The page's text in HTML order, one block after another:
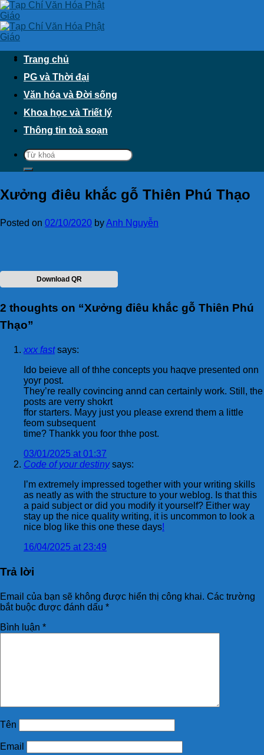
Skip
to
content
Trang chủ
PG và Thời đại
Văn hóa và Đời sống
Khoa học và Triết lý
Thông tin toà soạn
Xưởng điêu khắc gỗ Thiên Phú Thạo
Posted on 02/10/2020 byAnh Nguyễn
Download QR
2 thoughts on “Xưởng điêu khắc gỗ Thiên Phú
Thạo”
xxx fast says:
Ido beieve all of thhe concepts you haqve presented onn
yoyr post.
They’re really covincing annd can certainly work. Still, the
posts are verry shokrt
ffor starters. Mayy just you please exrend them a little
feom subsequent
time? Thankk you foor thhe post.
03/01/2025 at 01:37
Code of your destiny says:
I’m extremely impressed together with your writing skills
as neatly as with the structure to your weblog. Is that this
a paid subject or did you modify it yourself? Either way
stay up the nice quality writing, it is uncommon to look a
nice blog like this one these days!
16/04/2025 at 23:49
Trả lời
Email của bạn sẽ không được hiển thị công khai. Các trường
bắt buộc được đánh dấu *
Bình luận *
Tên
Email